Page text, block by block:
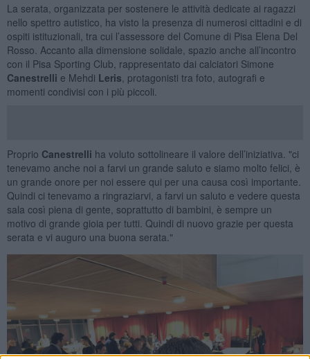
La serata, organizzata per sostenere le attività dedicate ai ragazzi
nello spettro autistico, ha visto la presenza di numerosi cittadini e di
ospiti istituzionali, tra cui l’assessore del Comune di Pisa Elena Del
Rosso. Accanto alla dimensione solidale, spazio anche all’incontro
con il Pisa Sporting Club, rappresentato dai calciatori Simone
Canestrelli e Mehdi Leris , protagonisti tra foto, autografi e
momenti condivisi con i più piccoli.
Proprio Canestrelli ha voluto sottolineare il valore dell’iniziativa. "ci
tenevamo anche noi a farvi un grande saluto e siamo molto felici, è
un grande onore per noi essere qui per una causa così importante.
Quindi ci tenevamo a ringraziarvi, a farvi un saluto e vedere questa
sala così piena di gente, soprattutto di bambini, è sempre un
motivo di grande gioia per tutti. Quindi di nuovo grazie per questa
serata e vi auguro una buona serata."